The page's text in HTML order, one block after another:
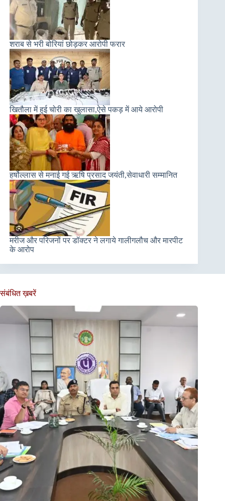
शराब से भरी बोरियां छोड़कर आरोपी फरार
खितौला में हुई चोरी का खुलासा,ऐसे पकड़ में आये आरोपी
हर्षोल्लास से मनाई गई ऋषि प्रसाद जयंती,सेवाधारी सम्मानित
मरीज और परिजनों पर डॉक्टर ने लगाये गालीगलौच और मारपीट
के आरोप
संबंधित ख़बरें